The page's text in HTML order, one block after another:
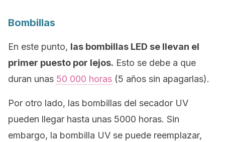
Bombillas
En este punto, las bombillas LED se llevan el
primer puesto por lejos. Esto se debe a que
duran unas 50 000 horas (5 años sin apagarlas).
Por otro lado, las bombillas del secador UV
pueden llegar hasta unas 5000 horas. Sin
embargo, la bombilla UV se puede reemplazar,